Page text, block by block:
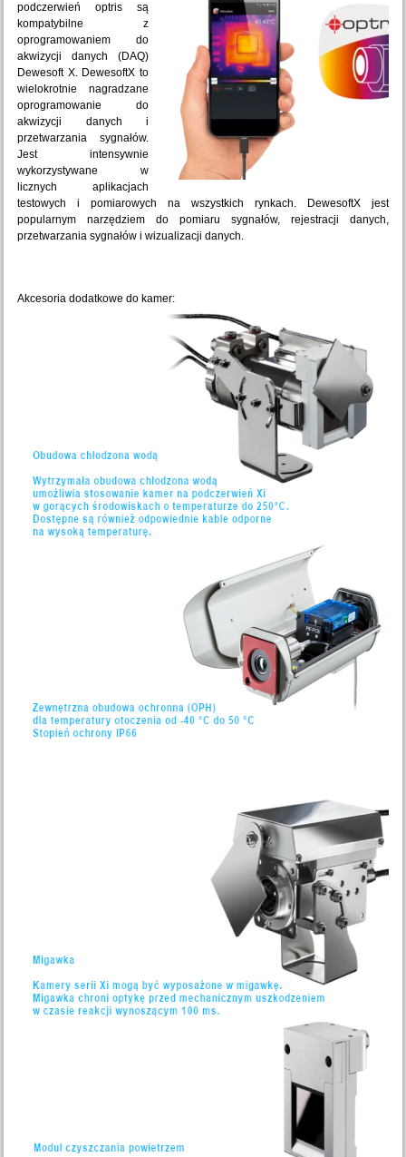
podczerwień optris są
kompatybilne z
oprogramowaniem do
akwizycji danych (DAQ)
Dewesoft X. DewesoftX to
wielokrotnie nagradzane
oprogramowanie do
akwizycji danych i
przetwarzania sygnałów.
Jest intensywnie
wykorzystywane w
licznych aplikacjach
testowych i pomiarowych na wszystkich rynkach. DewesoftX jest
popularnym narzędziem do pomiaru sygnałów, rejestracji danych,
przetwarzania sygnałów i wizualizacji danych.
Akcesoria dodatkowe do kamer: